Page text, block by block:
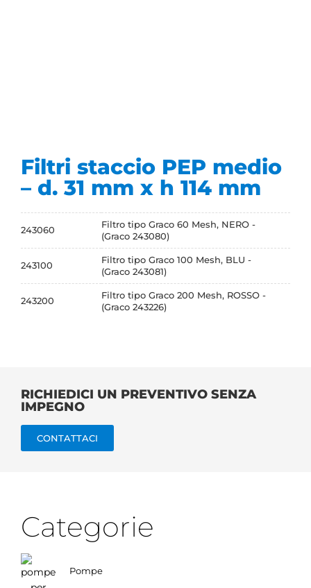
Filtri staccio PEP medio
– d. 31 mm x h 114 mm
243060
Filtro tipo Graco 60 Mesh, NERO -
(Graco 243080)
243100
Filtro tipo Graco 100 Mesh, BLU -
(Graco 243081)
243200
Filtro tipo Graco 200 Mesh, ROSSO -
(Graco 243226)
RICHIEDICI UN PREVENTIVO SENZA
IMPEGNO
CONTATTACI
Categorie
Pompe